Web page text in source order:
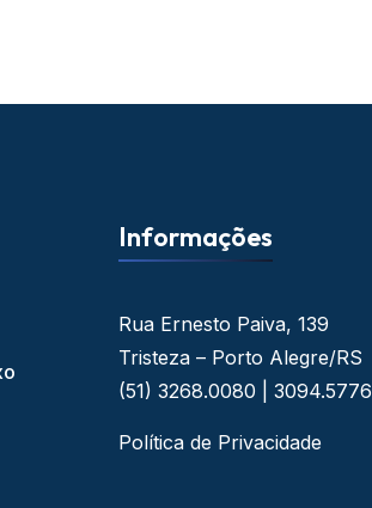
Informações
Rua Ernesto Paiva, 139
Tristeza – Porto Alegre/RS
(51) 3268.0080 | 3094.5776
Política de Privacidade